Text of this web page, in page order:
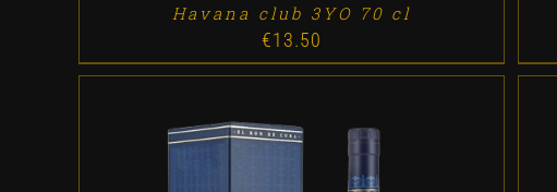
Havana club 3YO 70 cl
€13.50